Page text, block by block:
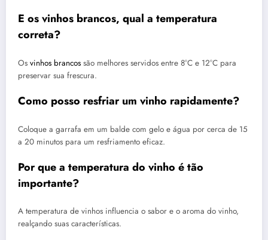
E os vinhos brancos, qual a temperatura
correta?
Os vinhos brancos são melhores servidos entre 8°C e 12°C para
preservar sua frescura.
Como posso resfriar um vinho rapidamente?
Coloque a garrafa em um balde com gelo e água por cerca de 15
a 20 minutos para um resfriamento eficaz.
Por que a temperatura do vinho é tão
importante?
A temperatura de vinhos influencia o sabor e o aroma do vinho,
realçando suas características.